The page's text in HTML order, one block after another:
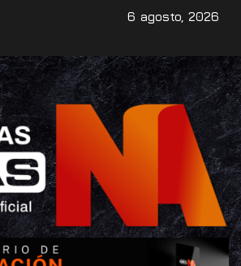
6 agosto, 2026